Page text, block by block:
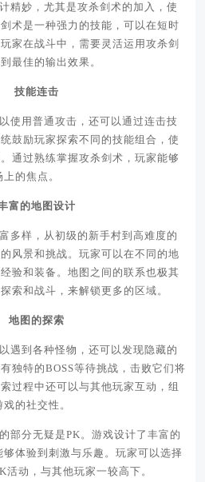
精妙，尤其是攻杀剑术的加入，使
术是一种强力的技能，可以在短时
家在战斗中，需要灵活运用攻杀剑
最佳的输出效果。
技能连击
使用普通攻击，还可以通过连击技
鼓励玩家探索不同的技能组合，使
通过熟练掌握攻杀剑术，玩家能够
的焦点。
富的地图设计
多样，从初级的新手村到高难度的
风景和挑战。玩家可以在不同的地
验和装备。地图之间的联系也极其
索和战斗，来解锁更多的区域。
地图的探索
遇到各种怪物，还可以发现隐藏的
独特的BOSS等待挑战，击败它们将
过程中还可以与其他玩家互动，组
的社交性。
部分无疑是PK。游戏设计了丰富的
体验到刺激与乐趣。玩家可以选择
活动，与其他玩家一较高下。